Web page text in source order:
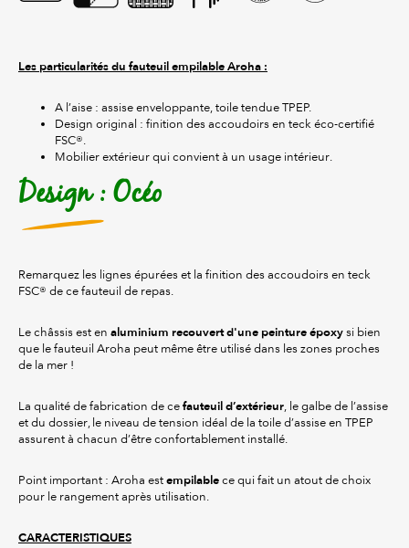
Les particularités du fauteuil empilable Aroha :
A l’aise : assise enveloppante, toile tendue TPEP.
Design original : finition des accoudoirs en teck éco-certifié
FSC®.
Mobilier extérieur qui convient à un usage intérieur.
Design : Océo
Remarquez les lignes épurées et la finition des accoudoirs en teck
FSC® de ce fauteuil de repas.
Le châssis est en aluminium recouvert d'une peinture époxy si bien
que le fauteuil Aroha peut même être utilisé dans les zones proches
de la mer !
La qualité de fabrication de ce fauteuil d’extérieur, le galbe de l’assise
et du dossier, le niveau de tension idéal de la toile d’assise en TPEP
assurent à chacun d’être confortablement installé.
Point important : Aroha est empilable ce qui fait un atout de choix
pour le rangement après utilisation.
CARACTERISTIQUES